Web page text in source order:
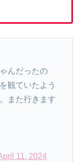
んだったの
観ていたよう
また行きます
11, 2024